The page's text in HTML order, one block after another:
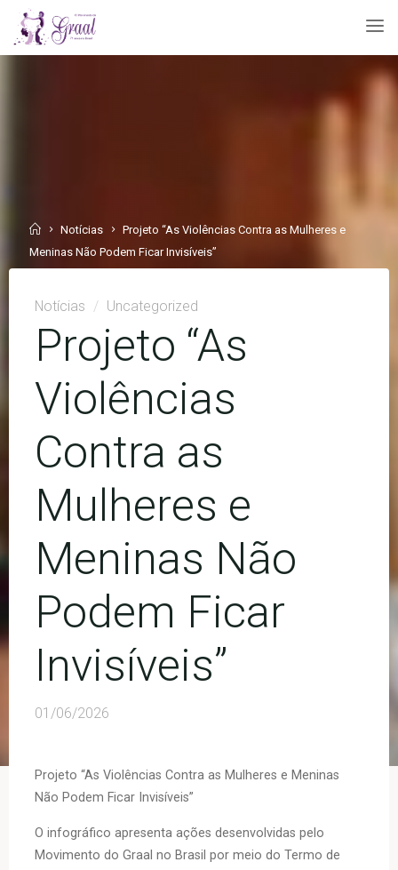
content
HomeNotícias
Projeto “As Violências Contra as Mulheres e
Meninas Não Podem Ficar Invisíveis”
Notícias / Uncategorized
Projeto “As
Violências
Contra as
Mulheres e
Meninas Não
Podem Ficar
Invisíveis”
01/06/2026
Projeto “As Violências Contra as Mulheres e Meninas
Não Podem Ficar Invisíveis”
O infográfico apresenta ações desenvolvidas pelo
Movimento do Graal no Brasil por meio do Termo de